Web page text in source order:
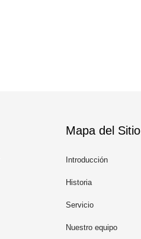
Mapa del Sitio
Introducción
Historia
Servicio
Nuestro equipo